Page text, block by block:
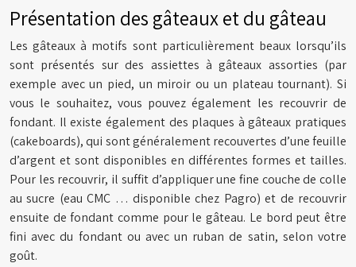
Présentation des gâteaux et du gâteau
Les gâteaux à motifs sont particulièrement beaux lorsqu’ils
sont présentés sur des assiettes à gâteaux assorties (par
exemple avec un pied, un miroir ou un plateau tournant). Si
vous le souhaitez, vous pouvez également les recouvrir de
fondant. Il existe également des plaques à gâteaux pratiques
(cakeboards), qui sont généralement recouvertes d’une feuille
d’argent et sont disponibles en différentes formes et tailles.
Pour les recouvrir, il suffit d’appliquer une fine couche de colle
au sucre (eau CMC … disponible chez Pagro) et de recouvrir
ensuite de fondant comme pour le gâteau. Le bord peut être
fini avec du fondant ou avec un ruban de satin, selon votre
goût.